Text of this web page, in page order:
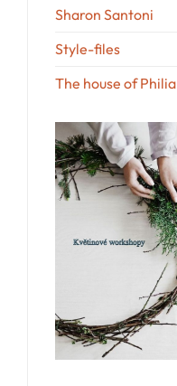
Sharon Santoni
Style-files
The house of Philia